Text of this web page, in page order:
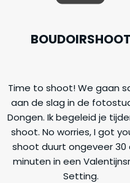
BOUDOIRSHOOT
Time to shoot! We gaan
aan de slag in de
Dongen. Ik begeleid je
shoot. No worries, I got
shoot duurt ongeveer 30
minuten in een
Setting.